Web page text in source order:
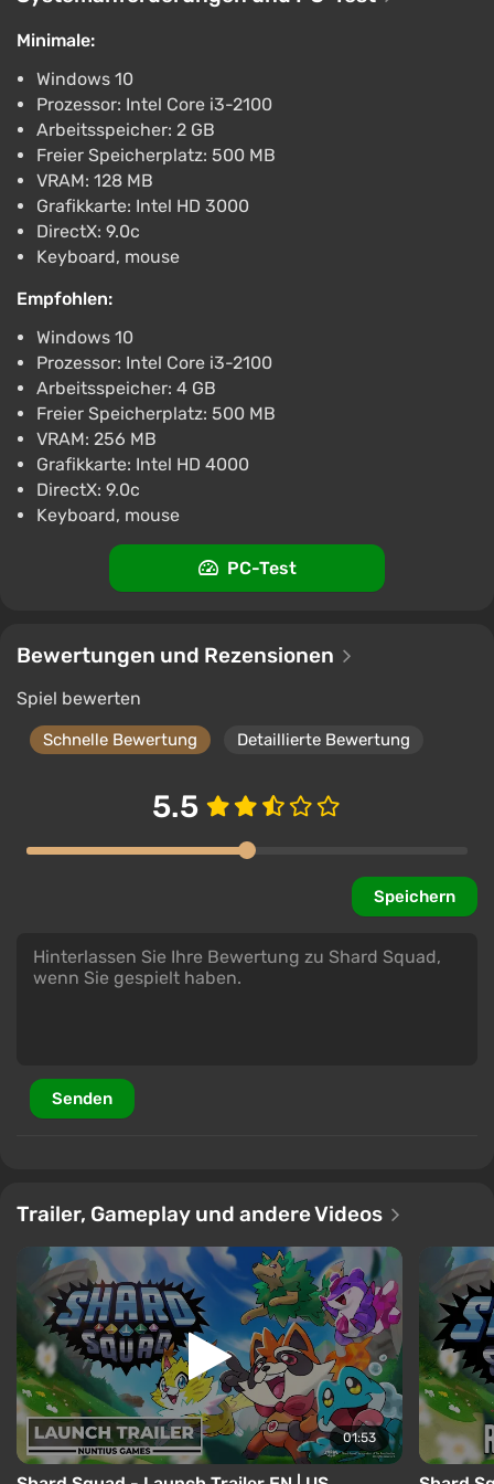
€6.59
PlayStation 4, PlayStation 5
Shard Squad (PC) [Global] [Standard]
€6.99
-15% mit dem Promocode happysale
Wyrel
Shard Squad - Wind Character Pack (PS4,
PS5)
PlayStation 4, PlayStation 5
PS Store 1.6
Minimale:
Windows 10
Prozessor: Intel Core i3-2100
Arbeitsspeicher: 2 GB
Freier Speicherplatz: 500 MB
VRAM: 128 MB
Grafikkarte: Intel HD 3000
DirectX: 9.0c
Keyboard, mouse
Empfohlen:
Windows 10
Prozessor: Intel Core i3-2100
Arbeitsspeicher: 4 GB
Freier Speicherplatz: 500 MB
VRAM: 256 MB
Grafikkarte: Intel HD 4000
DirectX: 9.0c
Keyboard, mouse
PC-Test
Bewertungen und Rezensionen
Spiel bewerten
Schnelle Bewertung Detaillierte Bewertung
5.5
Speichern
Senden
Trailer, Gameplay und andere Videos
01:53